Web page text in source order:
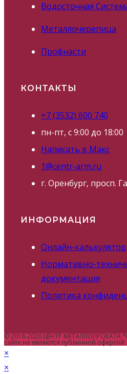
Водосточная
Металлочерепица
Профнасти
КОНТАКТЫ
+7 (3532) 600 740
пн-пт, с 9:00 до 18:00
Написать в Макс
1@centr-arm.ru
г. Оренбург, просп.
ИНФОРМАЦИЯ
Онлайн-калькулятор
Нормативно-
документация
Политика
© 2018-2026 ЦЕНТР МЕТАЛЛОПРОКАТА
сайте не являются публичной офертой.
×
×